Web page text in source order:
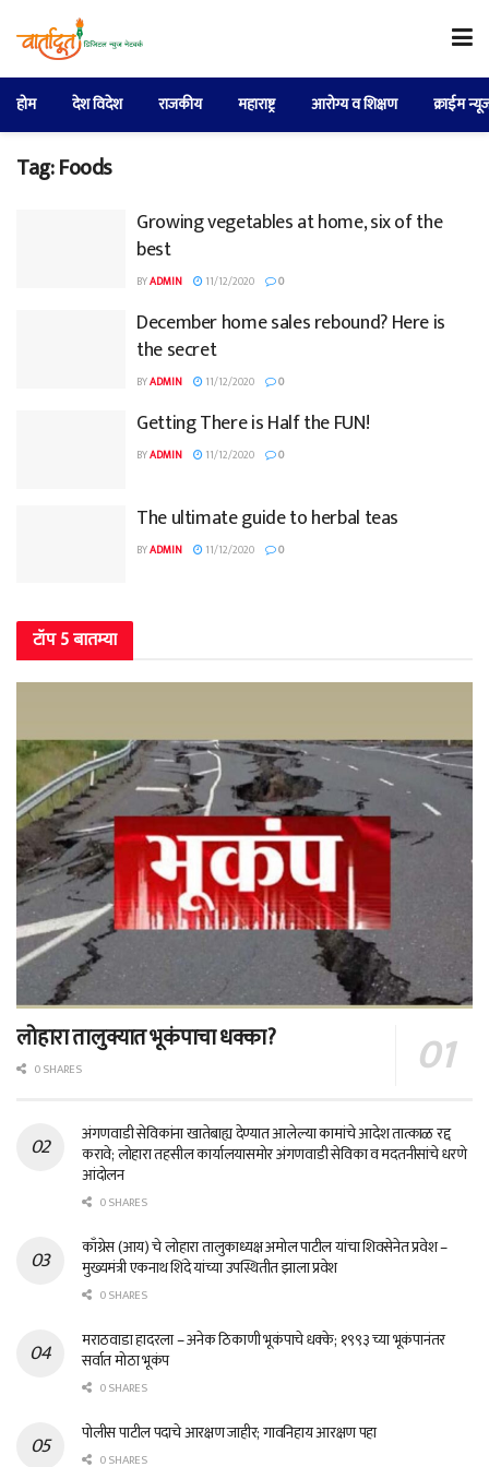
होम देश विदेश राजकीय महाराष्ट्र आरोग्य व शिक्षण क्राईम
Tag:Foods
Growing vegetables at home, six of the
best
BYADMIN 11/12/2020 0
December home sales rebound? Here is
the secret
BYADMIN 11/12/2020 0
Getting There is Half the FUN!
BYADMIN 11/12/2020 0
The ultimate guide to herbal teas
BYADMIN 11/12/2020 0
टॉप 5 बातम्या
लोहारा तालुक्यात भूकंपाचा धक्का?
0 SHARES
अंगणवाडी सेविकांना खातेबाह्य देण्यात आलेल्या कामांचे आदेश तात्काळ रद्द
करावे; लोहारा तहसील कार्यालयासमोर अंगणवाडी सेविका व मदतनीसांचे धरणे
आंदोलन
0 SHARES
काँग्रेस (आय) चे लोहारा तालुकाध्यक्ष अमोल पाटील यांचा शिवसेनेत प्रवेश –
मुख्यमंत्री एकनाथ शिंदे यांच्या उपस्थितीत झाला प्रवेश
0 SHARES
मराठवाडा हादरला – अनेक ठिकाणी भूकंपाचे धक्के; १९९३ च्या भूकंपानंतर
सर्वात मोठा भूकंप
0 SHARES
पोलीस पाटील पदाचे आरक्षण जाहीर; गावनिहाय आरक्षण पहा
0 SHARES